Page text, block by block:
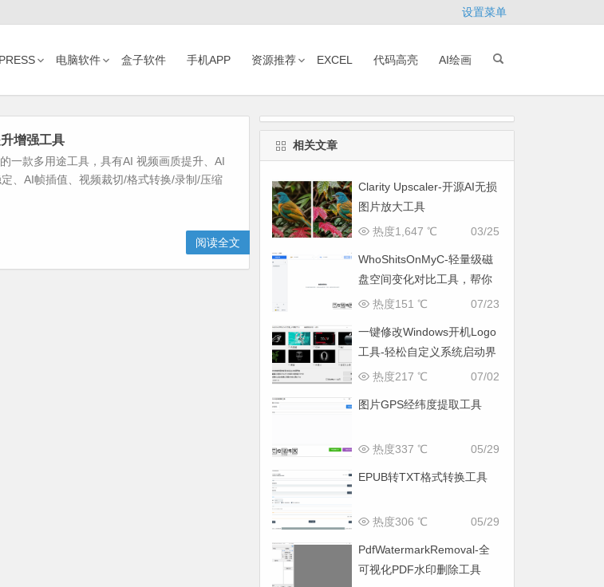
设置菜单
电脑软件 盒子软件 手机APP 资源推荐 EXCEL 代码高亮 AI绘画
增强工具
一款多用途工具，具有AI 视频画质提升、AI
、AI帧插值、视频裁切/格式转换/录制/压缩
阅读全文
相关文章
Clarity Upscaler-开源AI无损
图片放大工具
03/25
热度1,647 ℃
WhoShitsOnMyC-轻量级磁
盘空间变化对比工具，帮你
找出“吃掉”空间的罪魁祸首
07/23
热度151 ℃
一键修改Windows开机Logo
工具-轻松自定义系统启动界
面
07/02
热度217 ℃
图片GPS经纬度提取工具
05/29
热度337 ℃
EPUB转TXT格式转换工具
05/29
热度306 ℃
PdfWatermarkRemoval-全
可视化PDF水印删除工具